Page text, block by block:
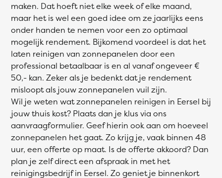
maken. Dat hoeft niet elke week of elke maand,
maar het is wel een goed idee om ze jaarlijks eens
onder handen te nemen voor een zo optimaal
mogelijk rendement. Bijkomend voordeel is dat het
laten reinigen van zonnepanelen door een
professional betaalbaar is en al vanaf ongeveer €
50,- kan. Zeker als je bedenkt dat je rendement
misloopt als jouw zonnepanelen vuil zijn.
Wil je weten wat zonnepanelen reinigen in Eersel bij
jouw thuis kost? Plaats dan je klus via ons
aanvraagformulier. Geef hierin ook aan om hoeveel
zonnepanelen het gaat. Zo krijg je, vaak binnen 48
uur, een offerte op maat. Is de offerte akkoord? Dan
plan je zelf direct een afspraak in met het
reinigingsbedrijf in Eersel. Zo geniet je binnenkort